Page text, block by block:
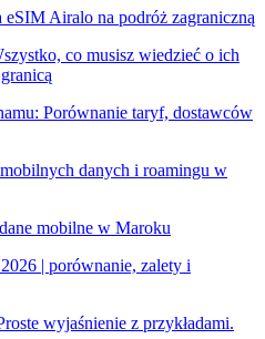
Airalo na podróż zagraniczną
co musisz wiedzieć o ich
Porównanie taryf, dostawców
danych i roamingu w
mobilne w Maroku
| porównanie, zalety i
wyjaśnienie z przykładami.